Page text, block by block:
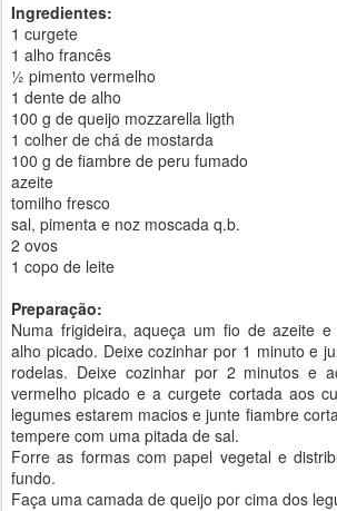
Ingredientes:
1 curgete
1 alho francês
½ pimento vermelho
1 dente de alho
100 g de queijo mozzarella ligth
1 colher de chá de mostarda
100 g de fiambre de peru fumado
azeite
tomilho fresco
sal, pimenta e noz moscada q.b.
2 ovos
1 copo de leite
Preparação:
Numa frigideira, aqueça um fio de azeite
alho picado. Deixe cozinhar por 1 minuto e
rodelas. Deixe cozinhar por 2 minutos e
vermelho picado e a curgete cortada aos
legumes estarem macios e junte fiambre
tempere com uma pitada de sal.
Forre as formas com papel vegetal e
fundo.
Faça uma camada de queijo por cima dos